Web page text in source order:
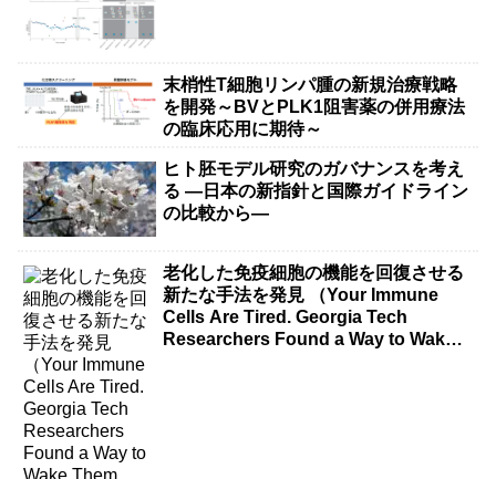
末梢性T細胞リンパ腫の新規治療戦略
を開発～BVとPLK1阻害薬の併用療法
の臨床応用に期待～
ヒト胚モデル研究のガバナンスを考え
る ―日本の新指針と国際ガイドライン
の比較から―
老化した免疫細胞の機能を回復させる
新たな手法を発見 （Your Immune
Cells Are Tired. Georgia Tech
Researchers Found a Way to Wake